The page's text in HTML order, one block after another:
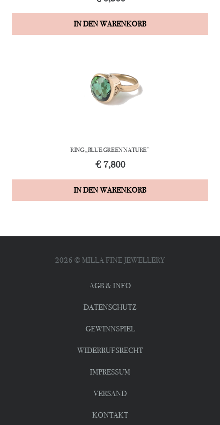
IN DEN WARENKORB
RING „BLUE GREEN NATURE”
€7,800
IN DEN WARENKORB
2026 © MILLA FINE JEWELLERY
AGB & INFO
DATENSCHUTZ
GEWINNSPIEL
WIDERRUFSRECHT
IMPRESSUM
VERSAND
KONTAKT